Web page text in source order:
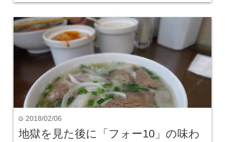
time 2018/02/06
地獄を見た後に「フォー10」の味わ